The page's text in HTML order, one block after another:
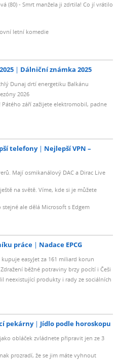
(80) - Smrt manžela ji zdrtila! Co jí vrátilo
letní komedie
Dálniční známka 2025
Dunaj drtí energetiku Balkánu
2026
září zažijete elektromobil, padne
telefony
Nejlepší VPN –
Mají osmikanálový DAC a Dirac Live
na světě. Víme, kde si je můžete
ale dělá Microsoft s Edgem
práce Nadace EPCG
easyJet za 161 miliard korun
běžné potraviny brzy pocítí i Češi
neexistující produkty i rady ze sociálních
pekárny Jídlo podle horoskopu
obláček zvládnete připravit jen ze 3
prozradí, že se jim máte vyhnout